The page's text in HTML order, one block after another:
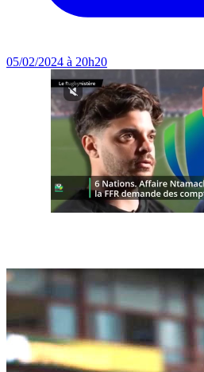
05/02/2024 à 20h20